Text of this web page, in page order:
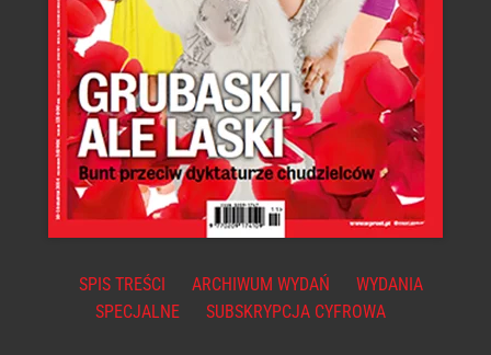
SPIS TREŚCI ARCHIWUM WYDAŃ
WYDANIA
SPECJALNE
SUBSKRYPCJA CYFROWA